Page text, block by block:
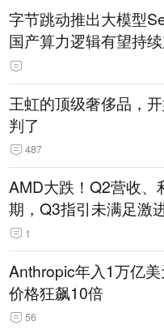
字节跳动推出大模型
国产算力逻辑有望持
王虹的顶级奢侈品，
判了
487
AMD大跌！Q2营收、
期，Q3指引未满足激
1
Anthropic年入1万亿
价格狂飙10倍
56